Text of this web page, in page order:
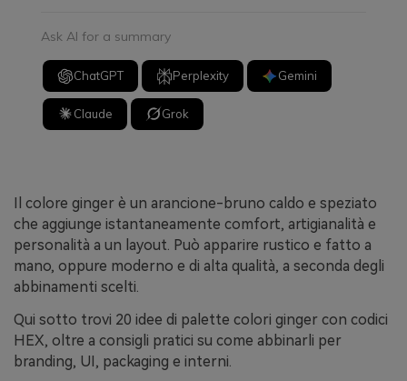
Ask AI for a summary
ChatGPT Perplexity Gemini
Claude Grok
Il colore ginger è un arancione-bruno caldo e speziato
che aggiunge istantaneamente comfort, artigianalità e
personalità a un layout. Può apparire rustico e fatto a
mano, oppure moderno e di alta qualità, a seconda degli
abbinamenti scelti.
Qui sotto trovi 20 idee di palette colori ginger con codici
HEX, oltre a consigli pratici su come abbinarli per
branding, UI, packaging e interni.